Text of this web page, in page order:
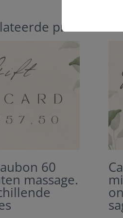
producten
60
massage.